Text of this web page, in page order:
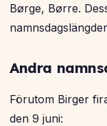
Børge, Børre.
Andra
Förutom Birger
den 9 juni: